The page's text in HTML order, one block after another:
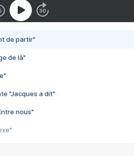
de partir"
de là"
"Jacques a dit"
nous"